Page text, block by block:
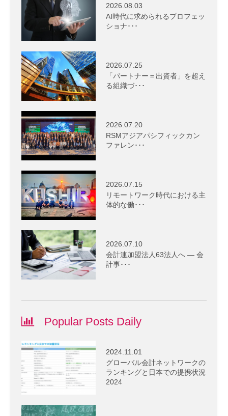
2026.08.03
AI時代に求められるプロフェッ
ショナ･･･
2026.07.25
「パートナー＝出資者」を超え
る組織づ･･･
2026.07.20
RSMアジアパシフィックカン
ファレン･･･
2026.07.15
リモートワーク時代における主
体的な働･･･
2026.07.10
会計連加盟法人63法人へ ― 会
計事･･･
Popular Posts Daily
2024.11.01
グローバル会計ネットワークの
ランキングと日本での提携状況
2024